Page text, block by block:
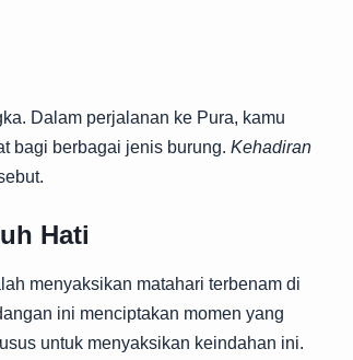
Dalam perjalanan ke Pura, kamu
bagi berbagai jenis burung. Kehadiran
Hati
menyaksikan matahari terbenam di
ini menciptakan momen yang
untuk menyaksikan keindahan ini.